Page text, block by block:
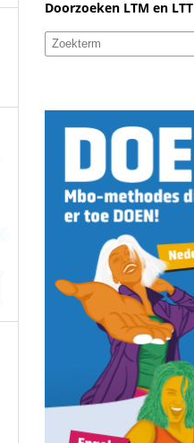
Doorzoeken LTM en LTT